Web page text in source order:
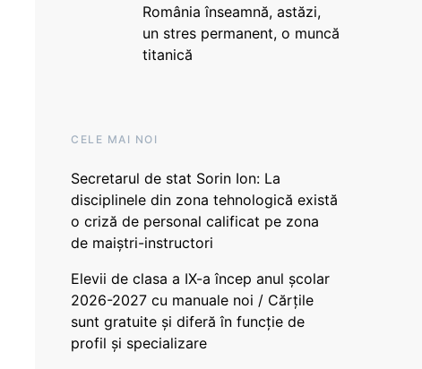
România înseamnă, astăzi,
un stres permanent, o muncă
titanică
CELE MAI NOI
Secretarul de stat Sorin Ion: La
disciplinele din zona tehnologică există
o criză de personal calificat pe zona
de maiștri-instructori
Elevii de clasa a IX-a încep anul școlar
2026-2027 cu manuale noi / Cărțile
sunt gratuite și diferă în funcție de
profil și specializare